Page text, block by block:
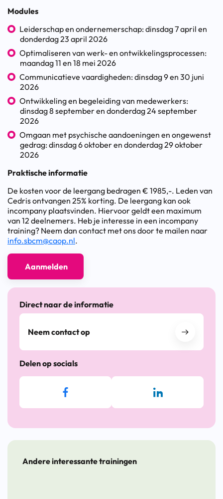
Modules
Leiderschap en ondernemerschap: dinsdag 7 april en
donderdag 23 april 2026
Optimaliseren van werk- en ontwikkelingsprocessen:
maandag 11 en 18 mei 2026
Communicatieve vaardigheden: dinsdag 9 en 30 juni
2026
Ontwikkeling en begeleiding van medewerkers:
dinsdag 8 september en donderdag 24 september
2026
Omgaan met psychische aandoeningen en ongewenst
gedrag: dinsdag 6 oktober en donderdag 29 oktober
2026
Praktische informatie
De kosten voor de leergang bedragen € 1985,-. Leden van
Cedris ontvangen 25% korting. De leergang kan ook
incompany plaatsvinden. Hiervoor geldt een maximum
van 12 deelnemers. Heb je interesse in een incompany
training? Neem dan contact met ons door te mailen naar
info.sbcm@caop.nl.
Aanmelden
Direct naar de informatie
Neem contact op
Delen op socials
Andere interessante trainingen